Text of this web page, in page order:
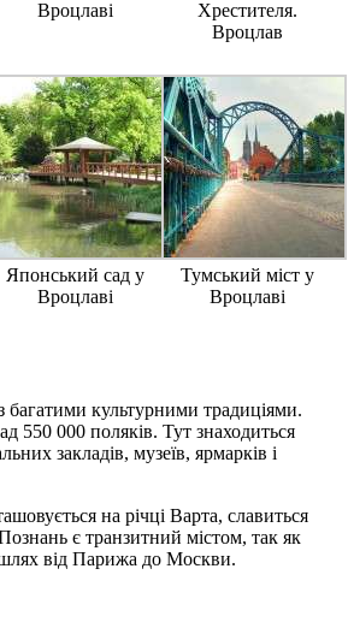
Вроцлаві
Хрестителя.
Вроцлав
Японський сад у
Вроцлаві
Тумський міст у
Вроцлаві
багатими культурними традиціями.
550 000 поляків. Тут знаходиться
закладів, музеїв, ярмарків і
на річці Варта, славиться
є транзитний містом, так як
від Парижа до Москви.